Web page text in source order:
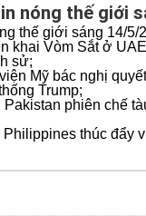
nóng thế giới
thế giới sáng 14/
khai Vòm Sắt ở
sử;
Mỹ bác nghị
Trump;
Pakistan phiên chế
Philippines thúc đẩy